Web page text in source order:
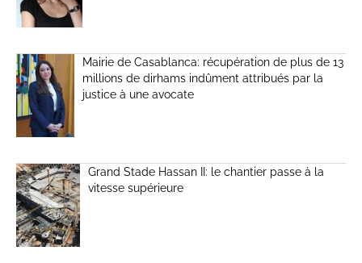
Mairie de Casablanca: récupération de plus de 13
millions de dirhams indûment attribués par la
justice à une avocate
Grand Stade Hassan II: le chantier passe à la
vitesse supérieure